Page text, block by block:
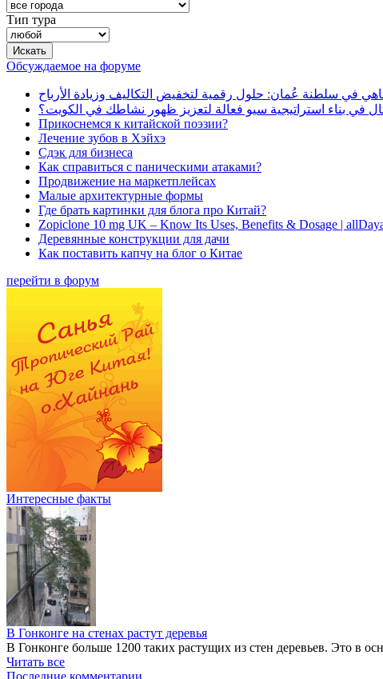
Тип тура
Обсуждаемое на форуме
في سلطنة عُمان: حلول رقمية لتخفيض التكاليف وزيادة الأرباح
في بناء استراتيجية سيو فعالة لتعزيز ظهور نشاطك في الكويت؟
Прикоснемся к китайской поэзии?
Лечение зубов в Хэйхэ
Сдэк для бизнеса
Как справиться с паническими атаками?
Продвижение на маркетплейсах
Малые архитектурные формы
Где брать картинки для блога про Китай?
Zopiclone 10 mg UK – Know Its Uses, Benefits & Dosage |
Деревянные конструкции для дачи
Как поставить капчу на блог о Китае
перейти в форум
Интересные факты
В Гонконге на стенах растут деревья
В Гонконге больше 1200 таких растущих из стен деревьев. Это в
Читать все
Последние комментарии